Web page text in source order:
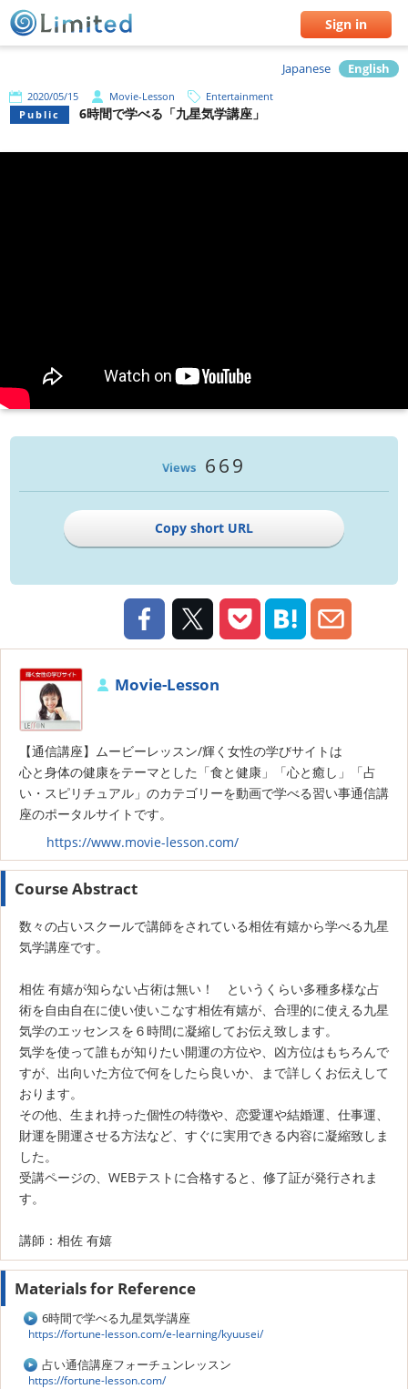
Sign in
Japanese English
2020/05/15 Movie-Lesson
Entertainment
Public
6時間で学べる「九星気学講座」
Views 669
Copy short URL
Movie-Lesson
【通信講座】ムービーレッスン/輝く女性の学びサイトは
心と身体の健康をテーマとした「食と健康」「心と癒し」「占
い・スピリチュアル」のカテゴリーを動画で学べる習い事通信講
座のポータルサイトです。
https://www.movie-lesson.com/
Course Abstract
数々の占いスクールで講師をされている相佐有嬉から学べる九星
気学講座です。
相佐 有嬉が知らない占術は無い！ というくらい多種多様な占
術を自由自在に使い使いこなす相佐有嬉が、合理的に使える九星
気学のエッセンスを６時間に凝縮してお伝え致します。
気学を使って誰もが知りたい開運の方位や、凶方位はもちろんで
すが、出向いた方位で何をしたら良いか、まで詳しくお伝えして
おります。
その他、生まれ持った個性の特徴や、恋愛運や結婚運、仕事運、
財運を開運させる方法など、すぐに実用できる内容に凝縮致しま
した。
受講ページの、WEBテストに合格すると、修了証が発行されま
す。
講師：相佐 有嬉
Materials for Reference
6時間で学べる九星気学講座
https://fortune-lesson.com/e-learning/kyuusei/
占い通信講座フォーチュンレッスン
https://fortune-lesson.com/